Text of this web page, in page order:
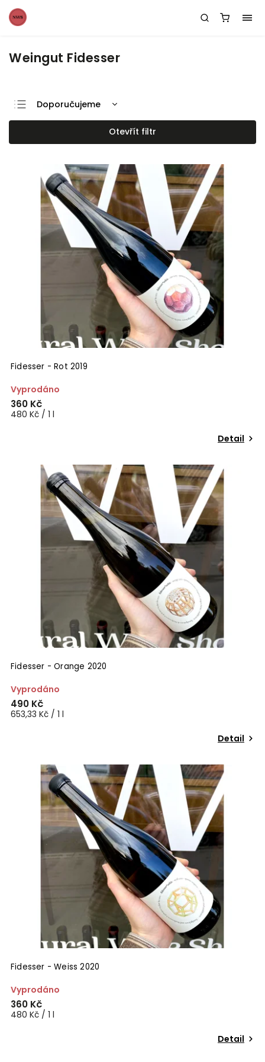
Weingut Fidesser
Doporučujeme
Nejlevnější
Nejdražší
Abecedně
Otevřít filtr
Fidesser - Rot 2019
Vyprodáno
360 Kč
480 Kč / 1 l
Detail
Fidesser - Orange 2020
Vyprodáno
490 Kč
653,33 Kč / 1 l
Detail
Fidesser - Weiss 2020
Vyprodáno
360 Kč
480 Kč / 1 l
Detail